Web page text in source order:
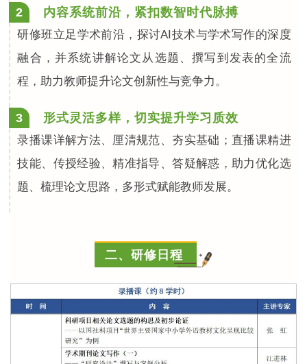
2 内容系统前沿，紧扣数智时代脉搏
研修班立足学术前沿，探讨AI技术与学术写作的深度
融合，并系统讲解论文从选题、撰写到发表的全流
程，助力教师提升论文创新性与竞争力。
3 形式灵活多样，切实提升学习质效
录播课详解方法、厘清规范、夯实基础；直播课精进
技能、传授经验、精准指导、答疑解惑，助力优化选
题、梳理论文思路，多形式赋能教师发展。
二、研修日程